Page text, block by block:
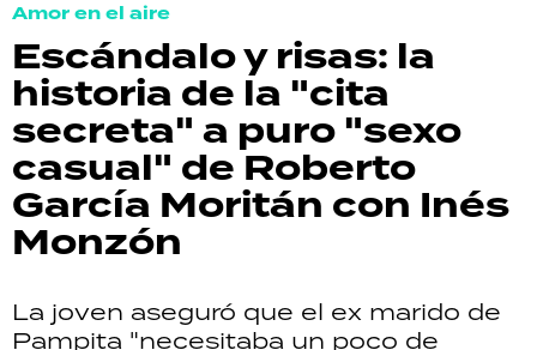
Amor en el aire
Escándalo y risas: la
historia de la "cita
secreta" a puro "sexo
casual" de Roberto
García Moritán con Inés
Monzón
La joven aseguró que el ex marido de
Pampita "necesitaba un poco de
ACTUALIDAD
POLICIALES
ECONOMÍA
GRAN HERMANO
SALUD
DEPORTES